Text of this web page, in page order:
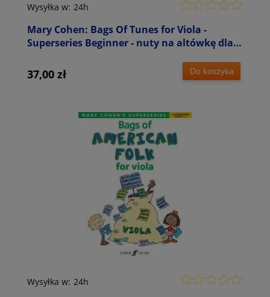
Mary Cohen: Bags Of Tunes for Viola -
Superseries Beginner - nuty na altówkę dla
Wysyłka w: 24h
37,00 zł Do koszyka
Wysyłka w: 24h